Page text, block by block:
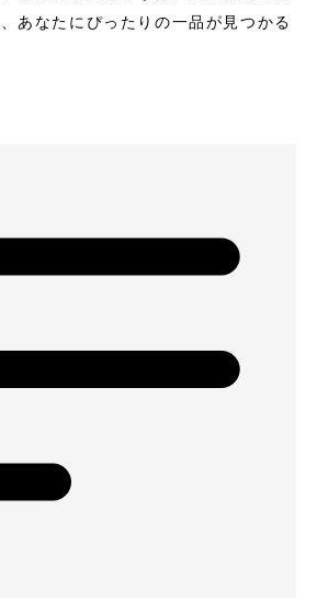
あなたにぴったりの一品が見つかる